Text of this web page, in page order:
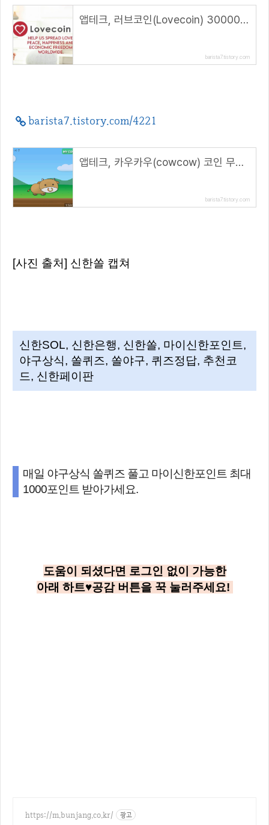
앱테크, 러브코인(Lovecoin) 30000코인 에어드랍 받는 방법
barista7.tistory.com
barista7.tistory.com/4221
앱테크, 카우카우(cowcow) 코인 무료채굴( 추천코드 : REFU4D )
barista7.tistory.com
[사진 출처] 신한쏠 캡쳐
신한SOL, 신한은행, 신한쏠, 마이신한포인트,
야구상식, 쏠퀴즈, 쏠야구, 퀴즈정답, 추천코
드, 신한페이판
매일 야구상식 쏠퀴즈 풀고 마이신한포인트 최대
1000포인트 받아가세요.
도움이 되셨다면 로그인 없이 가능한
아래 하트♥공감 버튼을 꾹 눌러주세요!
https://m.bunjang.co.kr/ 광고